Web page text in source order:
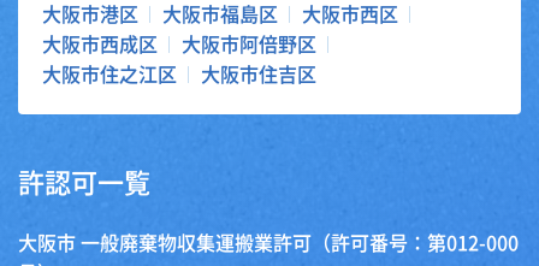
大阪市港区
大阪市福島区
大阪市西区
大阪市西成区
大阪市阿倍野区
大阪市住之江区
大阪市住吉区
許認可一覧
大阪市 一般廃棄物収集運搬業許可（許可番号：第012-000